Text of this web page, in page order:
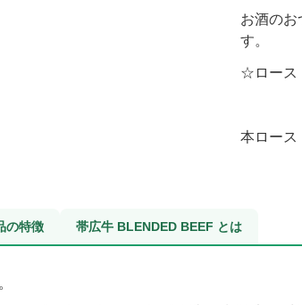
お酒のお
す。
☆ロース
本ロース
の特徴 帯広牛 BLENDED BEEF とは